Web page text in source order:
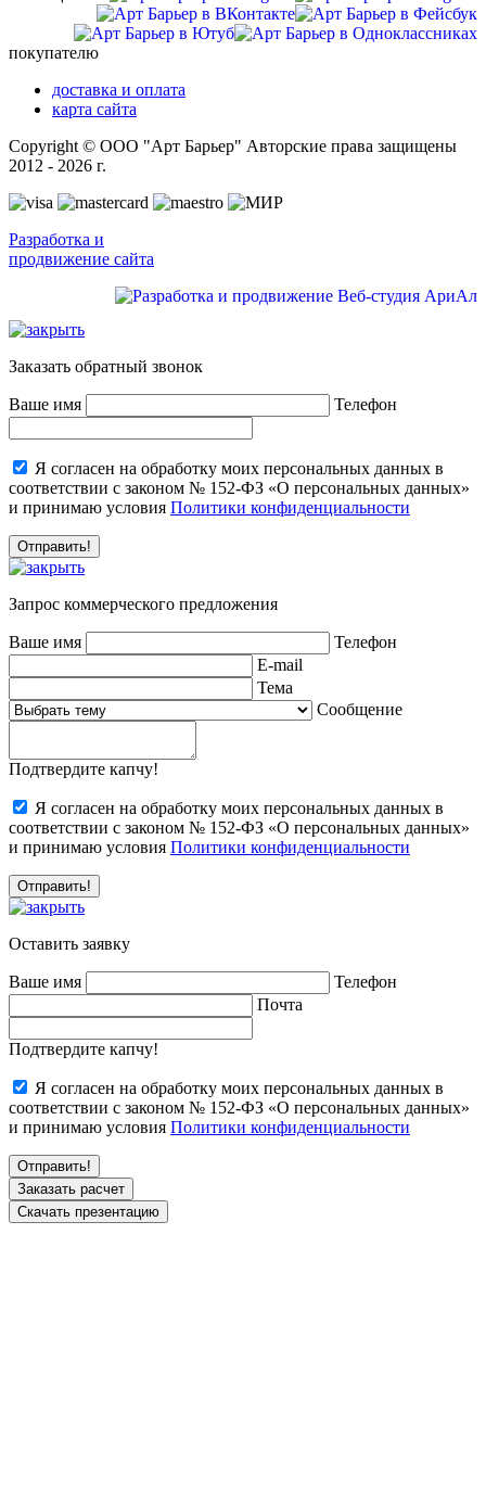
покупателю
доставка и оплата
карта сайта
Copyright © ООО "Арт Барьер" Авторские права защищены
2012 - 2026 г.
Разработка и
продвижение сайта
Заказать обратный звонок
Ваше имя Телефон
Я согласен на обработку моих персональных данных в
соответствии с законом № 152-ФЗ «О персональных данных»
и принимаю условия Политики конфиденциальности
Запрос коммерческого предложения
Ваше имя
Телефон
E-mail
Тема
Сообщение
Подтвердите капчу!
Я согласен на обработку моих персональных данных в
соответствии с законом № 152-ФЗ «О персональных данных»
и принимаю условия Политики конфиденциальности
Оставить заявку
Ваше имя
Телефон
Почта
Подтвердите капчу!
Я согласен на обработку моих персональных данных в
соответствии с законом № 152-ФЗ «О персональных данных»
и принимаю условия Политики конфиденциальности
Заказать расчет
Скачать презентацию